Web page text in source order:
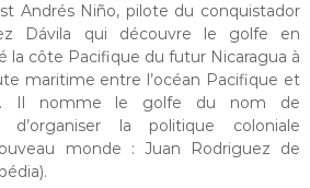
Andrés Niño, pilote du conquistador
Dávila qui découvre le golfe en
la côte Pacifique du futur Nicaragua à
maritime entre l’océan Pacifique et
Il nomme le golfe du nom de
d’organiser la politique coloniale
monde : Juan Rodriguez de